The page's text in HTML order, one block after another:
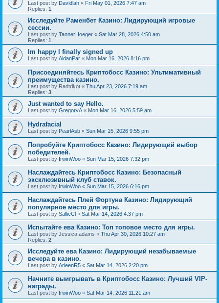
Last post by Davidlah « Fri May 01, 2026 7:47 am
Replies: 1
Исследуйте Раменбет Казино: Лидирующий игровые
сессии.
Last post by TannerHoeger « Sat Mar 28, 2026 4:50 am
Replies: 1
Im happy I finally signed up
Last post by AidanPar « Mon Mar 16, 2026 8:16 pm
Присоединяйтесь Криптобосс Казино: Ультимативный
преимущества казино.
Last post by Radtrikot « Thu Apr 23, 2026 7:19 am
Replies: 3
Just wanted to say Hello.
Last post by GregoryA « Mon Mar 16, 2026 5:59 am
Hydrafacial
Last post by PearlAsb « Sun Mar 15, 2026 9:55 pm
Попробуйте Криптобосс Казино: Лидирующий выбор
победителей.
Last post by IrwinWoo « Sun Mar 15, 2026 7:32 pm
Наслаждайтесь Криптобосс Казино: Безопасный
эксклюзивный клуб ставок.
Last post by IrwinWoo « Sun Mar 15, 2026 6:16 pm
Наслаждайтесь Плей Фортуна Казино: Лидирующий
популярное место для игры.
Last post by SallieCl « Sat Mar 14, 2026 4:37 pm
Испытайте ева Казино: Топ топовое место для игры.
Last post by Jessica adams « Thu Apr 30, 2026 10:27 am
Replies: 2
Исследуйте ева Казино: Лидирующий незабываемые
вечера в казино.
Last post by ArleenR5 « Sat Mar 14, 2026 2:20 pm
Начните выигрывать в Криптобосс Казино: Лучший VIP-
награды.
Last post by IrwinWoo « Sat Mar 14, 2026 11:21 am